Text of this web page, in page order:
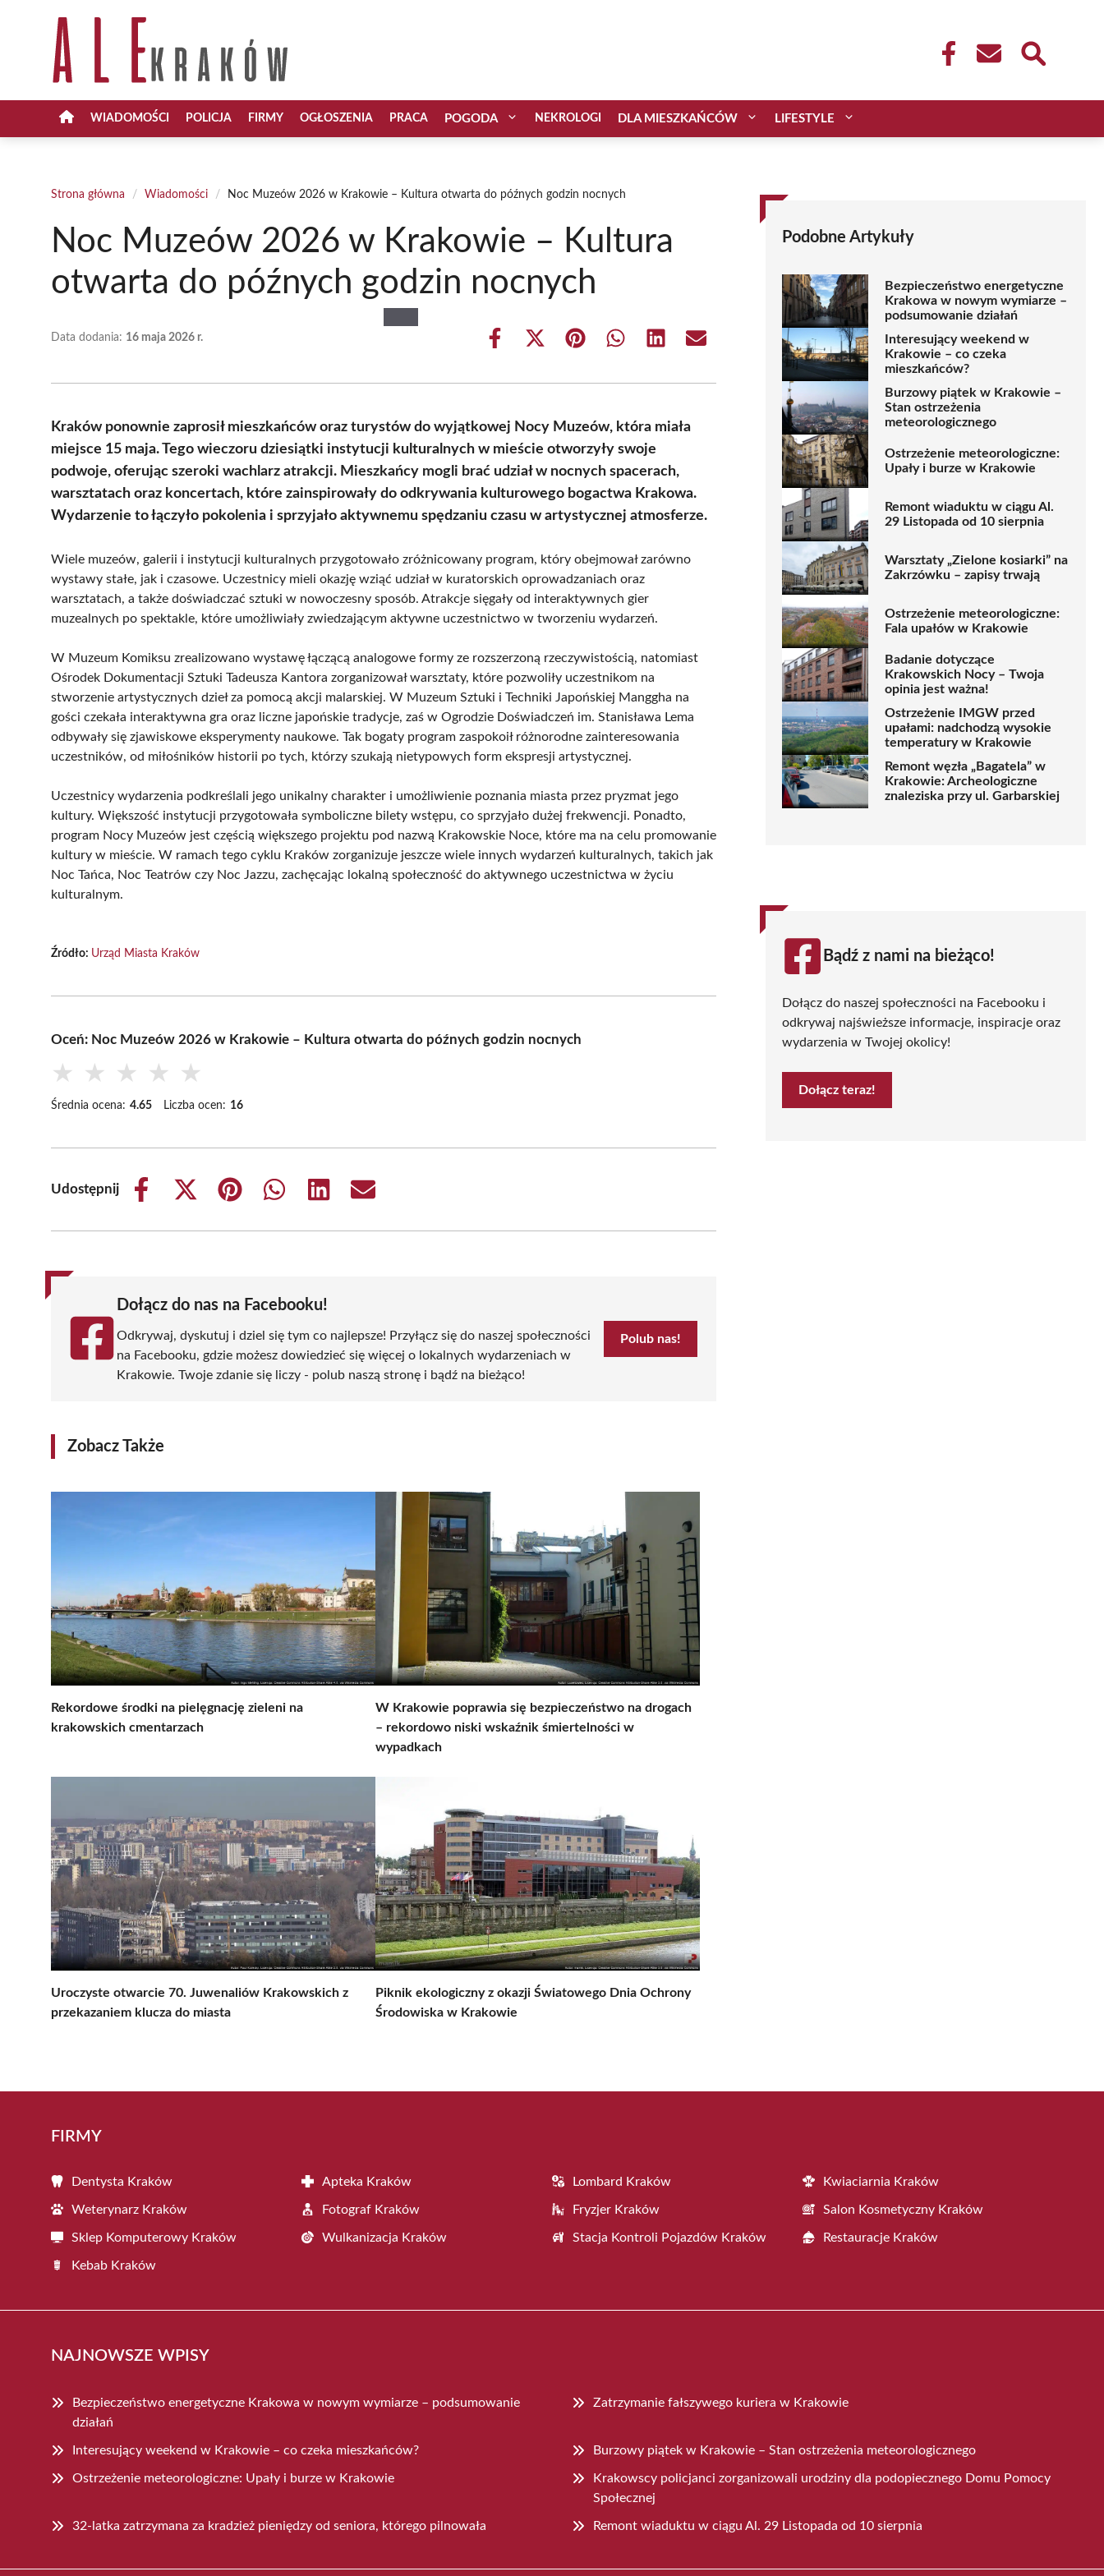
WIADOMOŚCI POLICJA FIRMY OGŁOSZENIA PRACA POGODA NEKROLOGI DLA MIESZKAŃCÓW LIFESTYLE
Strona główna / Wiadomości / Noc Muzeów 2026 w Krakowie – Kultura otwarta do późnych godzin nocnych
Noc Muzeów 2026 w Krakowie – Kultura
otwarta do późnych godzin nocnych
Data dodania: 16 maja 2026 r.
Share
Share
(Twitter)
Share Share Share Share
Kraków ponownie zaprosił mieszkańców oraz turystów do wyjątkowej Nocy Muzeów, która miała
miejsce 15 maja. Tego wieczoru dziesiątki instytucji kulturalnych w mieście otworzyły swoje
podwoje, oferując szeroki wachlarz atrakcji. Mieszkańcy mogli brać udział w nocnych spacerach,
warsztatach oraz koncertach, które zainspirowały do odkrywania kulturowego bogactwa Krakowa.
Wydarzenie to łączyło pokolenia i sprzyjało aktywnemu spędzaniu czasu w artystycznej atmosferze.
Wiele muzeów, galerii i instytucji kulturalnych przygotowało zróżnicowany program, który obejmował zarówno
wystawy stałe, jak i czasowe. Uczestnicy mieli okazję wziąć udział w kuratorskich oprowadzaniach oraz
warsztatach, a także doświadczać sztuki w nowoczesny sposób. Atrakcje sięgały od interaktywnych gier
muzealnych po spektakle, które umożliwiały zwiedzającym aktywne uczestnictwo w tworzeniu wydarzeń.
W Muzeum Komiksu zrealizowano wystawę łączącą analogowe formy ze rozszerzoną rzeczywistością, natomiast
Ośrodek Dokumentacji Sztuki Tadeusza Kantora zorganizował warsztaty, które pozwoliły uczestnikom na
stworzenie artystycznych dzieł za pomocą akcji malarskiej. W Muzeum Sztuki i Techniki Japońskiej Manggha na
gości czekała interaktywna gra oraz liczne japońskie tradycje, zaś w Ogrodzie Doświadczeń im. Stanisława Lema
odbywały się zjawiskowe eksperymenty naukowe. Tak bogaty program zaspokoił różnorodne zainteresowania
uczestników, od miłośników historii po tych, którzy szukają nietypowych form ekspresji artystycznej.
Uczestnicy wydarzenia podkreślali jego unikalny charakter i umożliwienie poznania miasta przez pryzmat jego
kultury. Większość instytucji przygotowała symboliczne bilety wstępu, co sprzyjało dużej frekwencji. Ponadto,
program Nocy Muzeów jest częścią większego projektu pod nazwą Krakowskie Noce, które ma na celu promowanie
kultury w mieście. W ramach tego cyklu Kraków zorganizuje jeszcze wiele innych wydarzeń kulturalnych, takich jak
Noc Tańca, Noc Teatrów czy Noc Jazzu, zachęcając lokalną społeczność do aktywnego uczestnictwa w życiu
kulturalnym.
Źródło: Urząd Miasta Kraków
Oceń: Noc Muzeów 2026 w Krakowie – Kultura otwarta do późnych godzin nocnych
★ ★ ★ ★ ★
Średnia ocena: 4.65 Liczba ocen: 16
Udostępnij
Share
Share
(Twitter)
Share
Share
Share
Share
Dołącz do nas na Facebooku!
Odkrywaj, dyskutuj i dziel się tym co najlepsze! Przyłącz się do naszej społeczności
na Facebooku, gdzie możesz dowiedzieć się więcej o lokalnych wydarzeniach w
Krakowie. Twoje zdanie się liczy - polub naszą stronę i bądź na bieżąco!
Polub nas!
Zobacz Także
Rekordowe środki na pielęgnację zieleni na
krakowskich cmentarzach
W Krakowie poprawia się bezpieczeństwo na drogach
– rekordowo niski wskaźnik śmiertelności w
wypadkach
Uroczyste otwarcie 70. Juwenaliów Krakowskich z
przekazaniem klucza do miasta
Piknik ekologiczny z okazji Światowego Dnia Ochrony
Środowiska w Krakowie
Podobne Artykuły
Bezpieczeństwo energetyczne
Krakowa w nowym wymiarze –
podsumowanie działań
Interesujący weekend w
Krakowie – co czeka
mieszkańców?
Burzowy piątek w Krakowie –
Stan ostrzeżenia
meteorologicznego
Ostrzeżenie meteorologiczne:
Upały i burze w Krakowie
Remont wiaduktu w ciągu Al.
29 Listopada od 10 sierpnia
Warsztaty „Zielone kosiarki” na
Zakrzówku – zapisy trwają
Ostrzeżenie meteorologiczne:
Fala upałów w Krakowie
Badanie dotyczące
Krakowskich Nocy – Twoja
opinia jest ważna!
Ostrzeżenie IMGW przed
upałami: nadchodzą wysokie
temperatury w Krakowie
Remont węzła „Bagatela” w
Krakowie: Archeologiczne
znaleziska przy ul. Garbarskiej
Bądź z nami na bieżąco!
Dołącz do naszej społeczności na Facebooku i
odkrywaj najświeższe informacje, inspiracje oraz
wydarzenia w Twojej okolicy!
Dołącz teraz!
FIRMY
Dentysta Kraków Apteka Kraków Lombard Kraków Kwiaciarnia Kraków
Weterynarz Kraków Fotograf Kraków Fryzjer Kraków Salon Kosmetyczny Kraków
Sklep Komputerowy Kraków Wulkanizacja Kraków Stacja Kontroli Pojazdów Kraków Restauracje Kraków
Kebab Kraków
NAJNOWSZE WPISY
Bezpieczeństwo energetyczne Krakowa w nowym wymiarze – podsumowanie
działań
Zatrzymanie fałszywego kuriera w Krakowie
Interesujący weekend w Krakowie – co czeka mieszkańców? Burzowy piątek w Krakowie – Stan ostrzeżenia meteorologicznego
Ostrzeżenie meteorologiczne: Upały i burze w Krakowie
Krakowscy policjanci zorganizowali urodziny dla podopiecznego Domu Pomocy
Społecznej
32-latka zatrzymana za kradzież pieniędzy od seniora, którego pilnowała Remont wiaduktu w ciągu Al. 29 Listopada od 10 sierpnia